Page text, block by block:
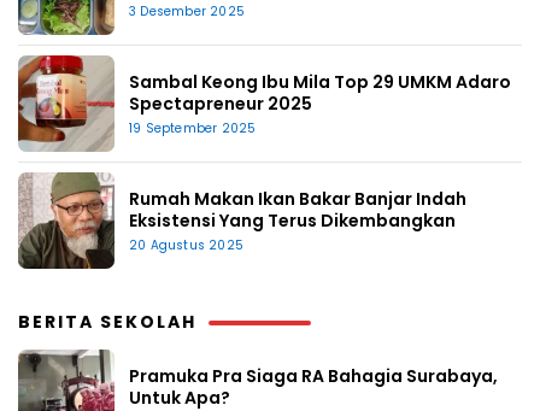
3 Desember 2025
Sambal Keong Ibu Mila Top 29 UMKM Adaro
Spectapreneur 2025
19 September 2025
Rumah Makan Ikan Bakar Banjar Indah
Eksistensi Yang Terus Dikembangkan
20 Agustus 2025
BERITA SEKOLAH
Pramuka Pra Siaga RA Bahagia Surabaya,
Untuk Apa?